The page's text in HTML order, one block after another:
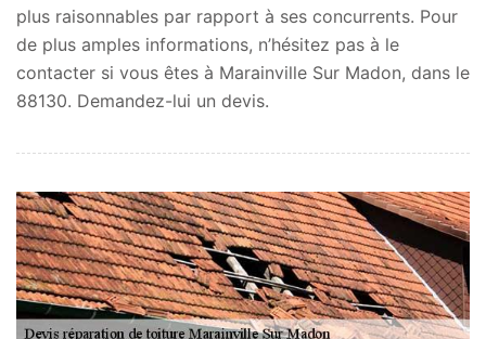
plus raisonnables par rapport à ses concurrents. Pour
de plus amples informations, n’hésitez pas à le
contacter si vous êtes à Marainville Sur Madon, dans le
88130. Demandez-lui un devis.